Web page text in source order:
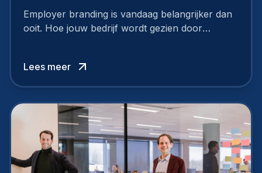
Employer branding is vandaag belangrijker dan
ooit. Hoe jouw bedrijf wordt gezien door
Lees meer